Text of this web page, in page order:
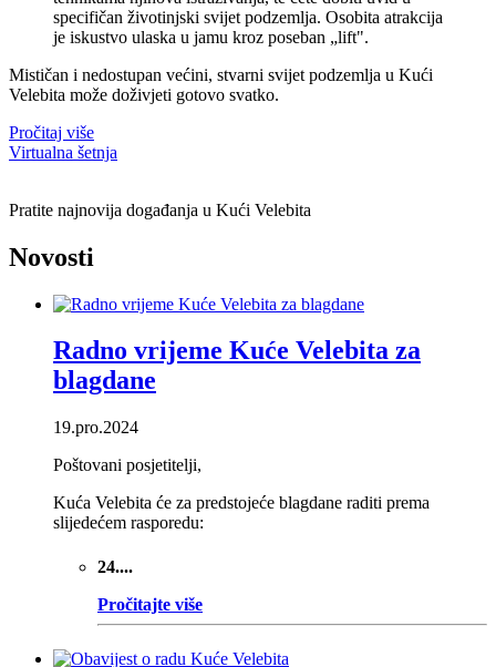
specifičan životinjski svijet podzemlja. Osobita atrakcija
je iskustvo ulaska u jamu kroz poseban „lift".
Mističan i nedostupan većini, stvarni svijet podzemlja u Kući
Velebita može doživjeti gotovo svatko.
Pročitaj više
Virtualna šetnja
Pratite najnovija događanja u Kući Velebita
Novosti
Radno vrijeme Kuće Velebita za
blagdane
19.pro.2024
Poštovani posjetitelji,
Kuća Velebita će za predstojeće blagdane raditi prema
slijedećem rasporedu:
24....
Pročitajte više